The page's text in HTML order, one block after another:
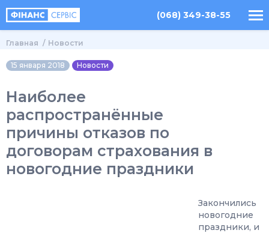
(068) 349-38-55
Главная Новости
15 января 2018 Новости
Наиболее
распространённые
причины отказов по
договорам страхования в
новогодние праздники
Закончились
новогодние
праздники, и